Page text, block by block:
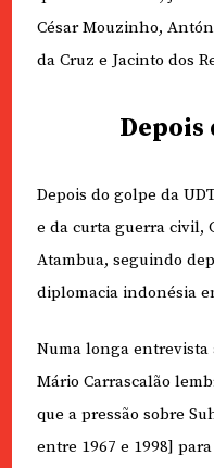
César Mouzinho,
da Cruz e Jacinto dos
Depois
Depois do golpe da
e da curta guerra civil,
Atambua, seguindo
diplomacia indonésia
Numa longa entrevista
Mário Carrascalão
que a pressão sobre
entre 1967 e 1998]